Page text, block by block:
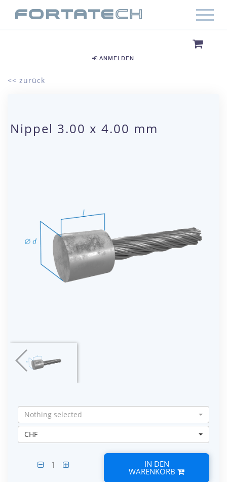
ANMELDEN
<< zurück
Nippel 3.00 x 4.00 mm
Nothing selected
CHF
1 IN DEN
WARENKORB